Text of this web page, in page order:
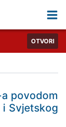
OTVORI
povodom
Svjetskog